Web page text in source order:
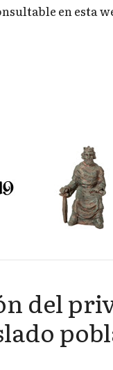
en esta
del